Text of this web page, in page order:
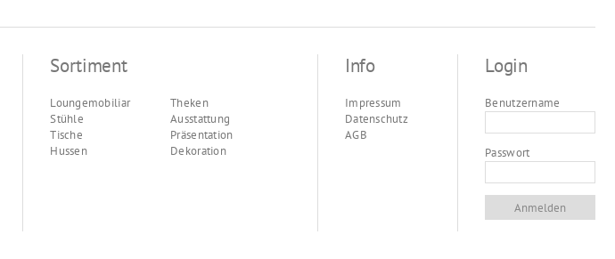
Sortiment
Loungemobiliar
Stühle
Tische
Hussen
Theken
Ausstattung
Präsentation
Dekoration
Info
Impressum
Datenschutz
AGB
Login
Benutzername
Passwort